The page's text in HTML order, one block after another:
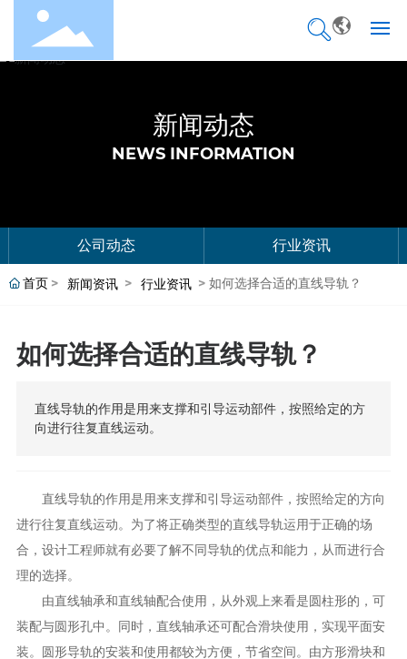
产品选型
企业优势
联系我们
新闻动态
NEWS INFORMATION
公司动态 行业资讯
首页 新闻资讯 行业资讯 如何选择合适的直线导轨？
如何选择合适的直线导轨？
直线导轨的作用是用来支撑和引导运动部件，按照给定的方
向进行往复直线运动。
直线导轨的作用是用来支撑和引导运动部件，按照给定的方向
进行往复直线运动。为了将正确类型的直线导轨运用于正确的场
合，设计工程师就有必要了解不同导轨的优点和能力，从而进行合
理的选择。
由直线轴承和直线轴配合使用，从外观上来看是圆柱形的，可
装配与圆形孔中。同时，直线轴承还可配合滑块使用，实现平面安
装。圆形导轨的安装和使用都较为方便，节省空间。由方形滑块和